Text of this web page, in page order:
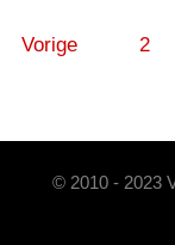
Vorige 2
© 2010 - 2023